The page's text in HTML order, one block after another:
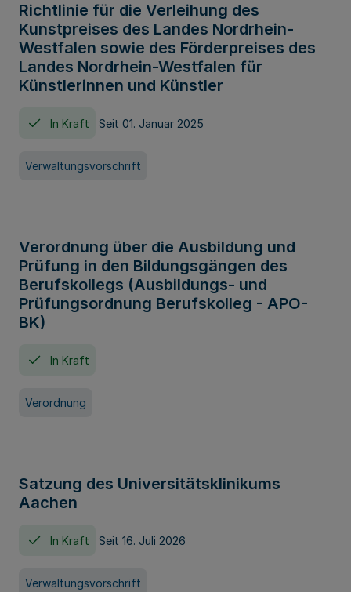
Richtlinie für die Verleihung des
Kunstpreises des Landes Nordrhein-
Westfalen sowie des Förderpreises des
Landes Nordrhein-Westfalen für
Künstlerinnen und Künstler
In Kraft Seit 01. Januar 2025
Verwaltungsvorschrift
Verordnung über die Ausbildung und
Prüfung in den Bildungsgängen des
Berufskollegs (Ausbildungs- und
Prüfungsordnung Berufskolleg - APO-
BK)
In Kraft
Verordnung
Satzung des Universitätsklinikums
Aachen
In Kraft Seit 16. Juli 2026
Verwaltungsvorschrift